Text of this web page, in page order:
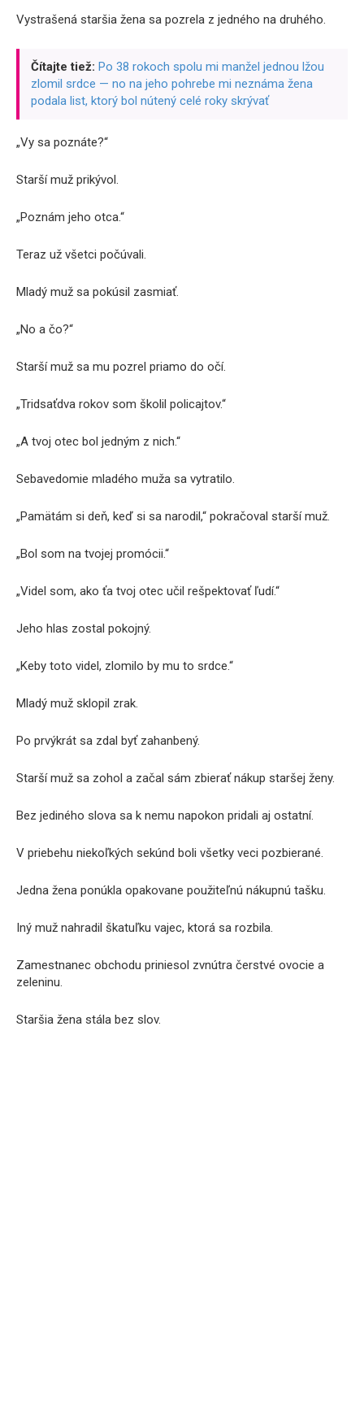
Vystrašená staršia žena sa pozrela z jedného na druhého.
Čítajte tiež: Po 38 rokoch spolu mi manžel jednou lžou
zlomil srdce — no na jeho pohrebe mi neznáma žena
podala list, ktorý bol nútený celé roky skrývať
„Vy sa poznáte?“
Starší muž prikývol.
„Poznám jeho otca.“
Teraz už všetci počúvali.
Mladý muž sa pokúsil zasmiať.
„No a čo?“
Starší muž sa mu pozrel priamo do očí.
„Tridsaťdva rokov som školil policajtov.“
„A tvoj otec bol jedným z nich.“
Sebavedomie mladého muža sa vytratilo.
„Pamätám si deň, keď si sa narodil,“ pokračoval starší muž.
„Bol som na tvojej promócii.“
„Videl som, ako ťa tvoj otec učil rešpektovať ľudí.“
Jeho hlas zostal pokojný.
„Keby toto videl, zlomilo by mu to srdce.“
Mladý muž sklopil zrak.
Po prvýkrát sa zdal byť zahanbený.
Starší muž sa zohol a začal sám zbierať nákup staršej ženy.
Bez jediného slova sa k nemu napokon pridali aj ostatní.
V priebehu niekoľkých sekúnd boli všetky veci pozbierané.
Jedna žena ponúkla opakovane použiteľnú nákupnú tašku.
Iný muž nahradil škatuľku vajec, ktorá sa rozbila.
Zamestnanec obchodu priniesol zvnútra čerstvé ovocie a
zeleninu.
Staršia žena stála bez slov.